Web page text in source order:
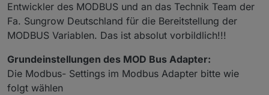
Entwickler des MODBUS und an das Technik Team der
Fa. Sungrow Deutschland für die Bereitstellung der
MODBUS Variablen. Das ist absolut vorbildlich!!!
Grundeinstellungen des MOD Bus Adapter:
Die Modbus- Settings im Modbus Adapter bitte wie
folgt wählen